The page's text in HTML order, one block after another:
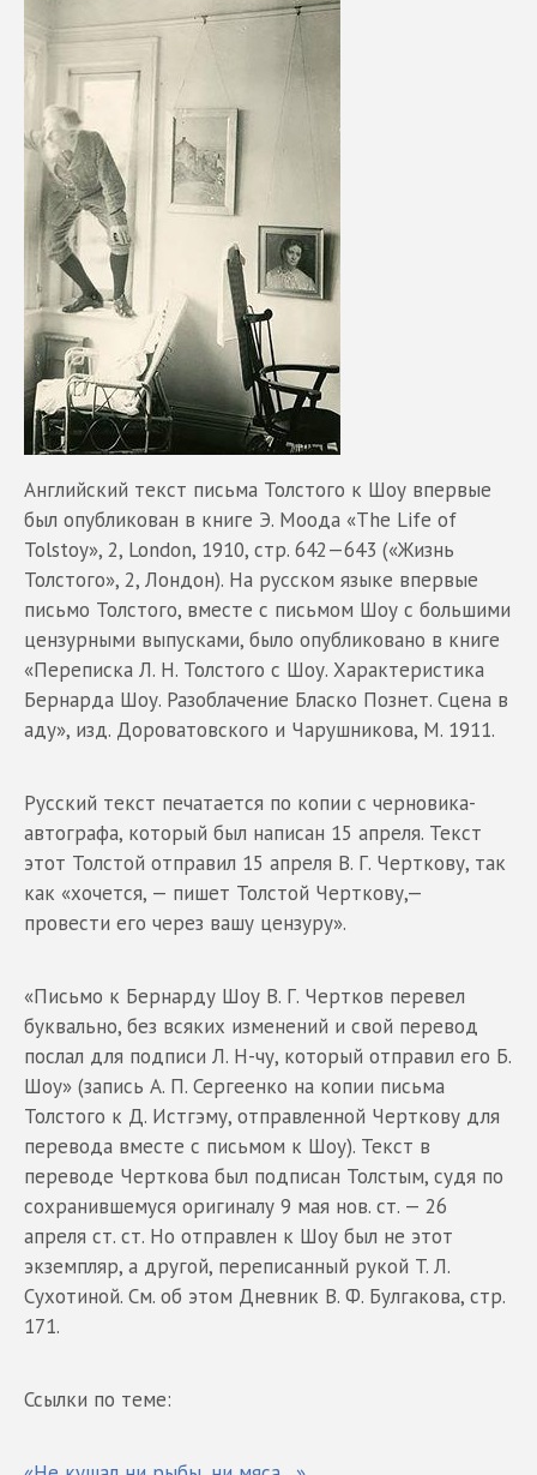
Английский текст письма Толстого к Шоу впервые
был опубликован в книге Э. Моода «The Life of
Tolstoy», 2, London, 1910, стр. 642—643 («Жизнь
Толстого», 2, Лондон). На русском языке впервые
письмо Толстого, вместе с письмом Шоу с большими
цензурными выпусками, было опубликовано в книге
«Переписка Л. Н. Толстого с Шоу. Характеристика
Бернарда Шоу. Разоблачение Бласко Познет. Сцена в
аду», изд. Дороватовского и Чарушникова, М. 1911.
Русский текст печатается по копии с черновика-
автографа, который был написан 15 апреля. Текст
этот Толстой отправил 15 апреля В. Г. Черткову, так
как «хочется, — пишет Толстой Черткову,—
провести его через вашу цензуру».
«Письмо к Бернарду Шоу В. Г. Чертков перевел
буквально, без всяких изменений и свой перевод
послал для подписи Л. Н-чу, который отправил его Б.
Шоу» (запись А. П. Сергеенко на копии письма
Толстого к Д. Истгэму, отправленной Черткову для
перевода вместе с письмом к Шоу). Текст в
переводе Черткова был подписан Толстым, судя по
сохранившемуся оригиналу 9 мая нов. ст. — 26
апреля ст. ст. Но отправлен к Шоу был не этот
экземпляр, а другой, переписанный рукой T. Л.
Сухотиной. См. об этом Дневник В. Ф. Булгакова, стр.
171.
Ссылки по теме: